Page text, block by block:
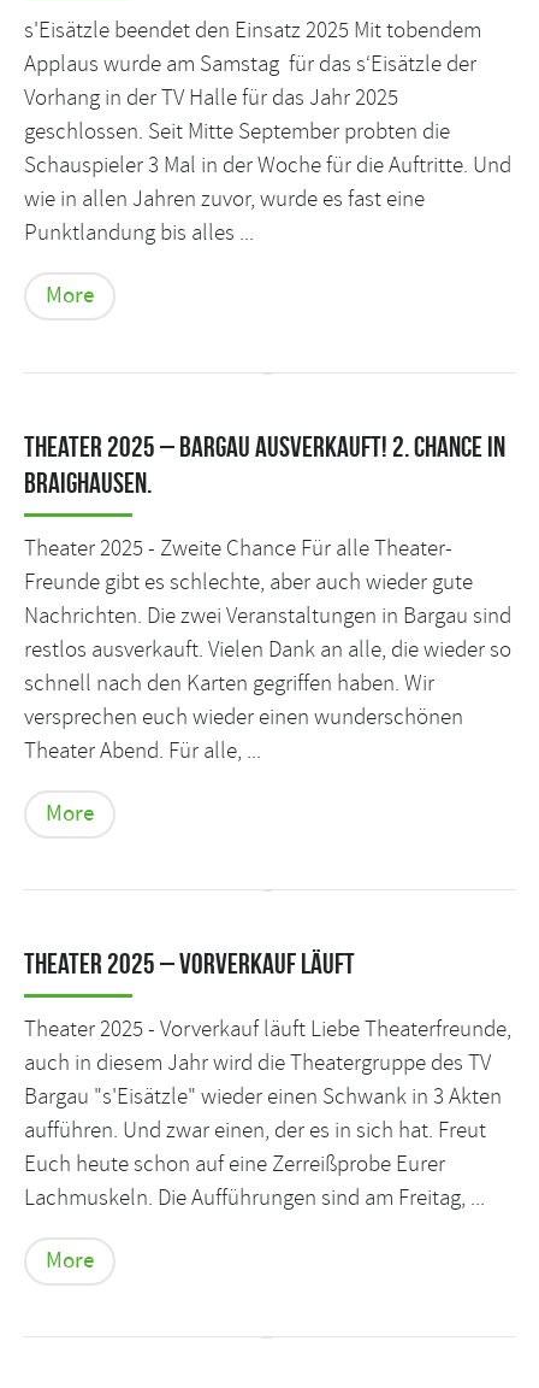
s'Eisätzle beendet den Einsatz 2025 Mit tobendem
Applaus wurde am Samstag für das s‘Eisätzle der
Vorhang in der TV Halle für das Jahr 2025
geschlossen. Seit Mitte September probten die
Schauspieler 3 Mal in der Woche für die Auftritte. Und
wie in allen Jahren zuvor, wurde es fast eine
Punktlandung bis alles ...
More
Theater 2025 – Bargau ausverkauft! 2. Chance in
Braighausen.
Theater 2025 - Zweite Chance Für alle Theater-
Freunde gibt es schlechte, aber auch wieder gute
Nachrichten. Die zwei Veranstaltungen in Bargau sind
restlos ausverkauft. Vielen Dank an alle, die wieder so
schnell nach den Karten gegriffen haben. Wir
versprechen euch wieder einen wunderschönen
Theater Abend. Für alle, ...
More
Theater 2025 – Vorverkauf läuft
Theater 2025 - Vorverkauf läuft Liebe Theaterfreunde,
auch in diesem Jahr wird die Theatergruppe des TV
Bargau "s'Eisätzle" wieder einen Schwank in 3 Akten
aufführen. Und zwar einen, der es in sich hat. Freut
Euch heute schon auf eine Zerreißprobe Eurer
Lachmuskeln. Die Aufführungen sind am Freitag, ...
More